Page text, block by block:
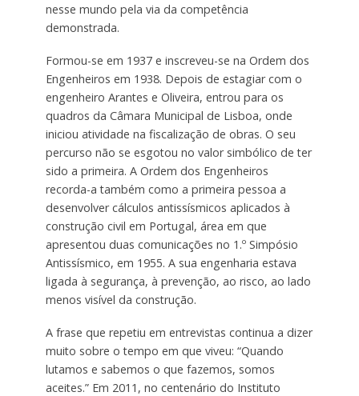
nesse mundo pela via da competência
demonstrada.
Formou-se em 1937 e inscreveu-se na Ordem dos
Engenheiros em 1938. Depois de estagiar com o
engenheiro Arantes e Oliveira, entrou para os
quadros da Câmara Municipal de Lisboa, onde
iniciou atividade na fiscalização de obras. O seu
percurso não se esgotou no valor simbólico de ter
sido a primeira. A Ordem dos Engenheiros
recorda-a também como a primeira pessoa a
desenvolver cálculos antissísmicos aplicados à
construção civil em Portugal, área em que
apresentou duas comunicações no 1.º Simpósio
Antissísmico, em 1955. A sua engenharia estava
ligada à segurança, à prevenção, ao risco, ao lado
menos visível da construção.
A frase que repetiu em entrevistas continua a dizer
muito sobre o tempo em que viveu: “Quando
lutamos e sabemos o que fazemos, somos
aceites.” Em 2011, no centenário do Instituto